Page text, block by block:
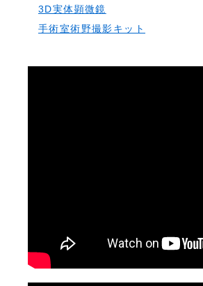
3D実体顕微鏡
手術室術野撮影キット